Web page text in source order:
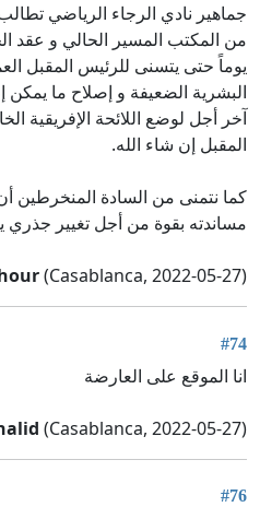
جماهير نادي الرجاء الرياضي
يوماً حتى يتسنى للرئيس المقبل
آخر أجل لوضع اللائحة الإفريقية
المقبل إن شاء الله.
كما نتمنى من السادة المنخرطين
مساندته بقوة من أجل تغيير جذري
(Casablanca, 2022-05-27)
#74
انا الموقع على العارضة
(Casablanca, 2022-05-27)
#76